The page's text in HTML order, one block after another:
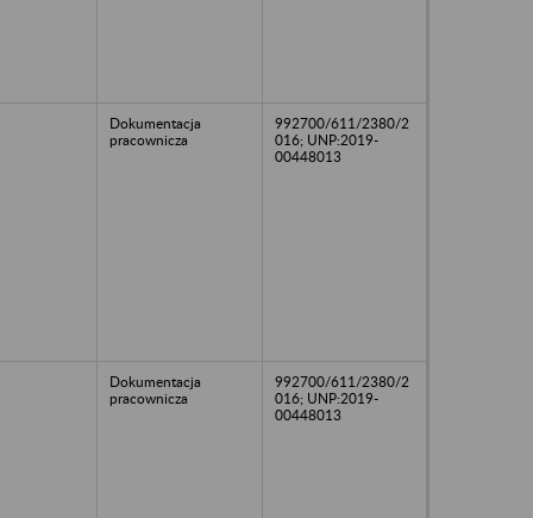
Dokumentacja
pracownicza
992700/611/2380/2
016; UNP:2019-
00448013
Dokumentacja
pracownicza
992700/611/2380/2
016; UNP:2019-
00448013